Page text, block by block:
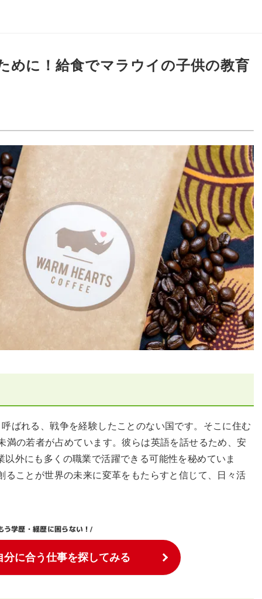
めに！給食でマラウイの子供の教育
ばれる、戦争を経験したことのない国です。そこに住む
満の若者が占めています。彼らは英語を話せるため、安
外にも多くの職業で活躍できる可能性を秘めていま
ることが世界の未来に変革をもたらすと信じて、日々活
う学歴・経歴に困らない！/
分に合う仕事を探してみる